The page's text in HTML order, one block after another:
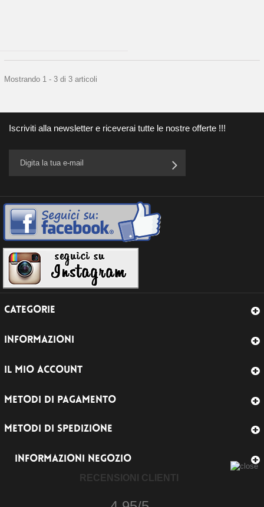
Mostrando 1 - 3 di 3 articoli
Iscriviti alla newsletter e riceverai tutte le nostre offerte !!!
CATEGORIE
INFORMAZIONI
IL MIO ACCOUNT
METODI DI PAGAMENTO
METODI DI SPEDIZIONE
INFORMAZIONI NEGOZIO
RECENSIONI CLIENTI